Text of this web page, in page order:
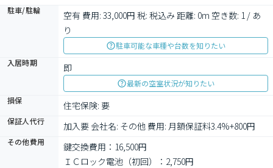
駐車/駐輪
空有 費用: 33,000円 税: 税込み 距離: 0m 空き数: 1 / あ
り
駐車可能な車種や台数を知りたい
入居時期
即
最新の空室状況が知りたい
損保
住宅保険: 要
保証人代行 加入要 会社名: その他 費用: 月額保証料3.4%+800円
その他費用
鍵交換費用：16,500円
ＩＣロック電池（初回）：2,750円